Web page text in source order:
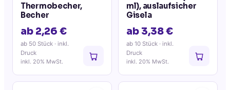
Thermobecher,
Becher
ab 2,26 €
ab 50 Stück · inkl.
Druck
inkl. 20% MwSt.
ml), auslaufsicher
Gisela
ab 3,38 €
ab 10 Stück · inkl.
Druck
inkl. 20% MwSt.